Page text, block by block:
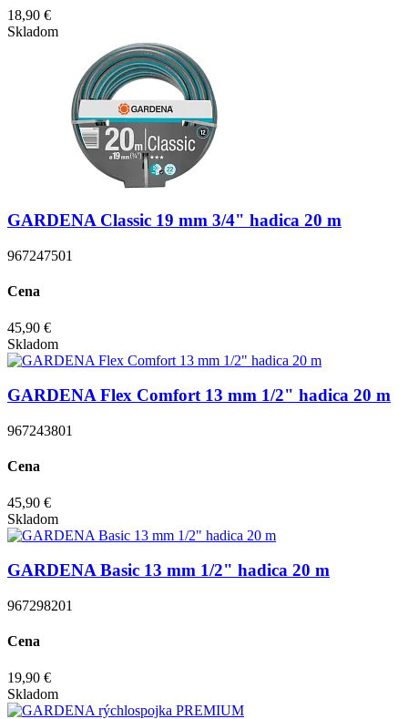
18,90 €
Skladom
GARDENA Classic 19 mm 3/4" hadica 20 m
967247501
Cena
45,90 €
Skladom
GARDENA Flex Comfort 13 mm 1/2" hadica 20 m
967243801
Cena
45,90 €
Skladom
GARDENA Basic 13 mm 1/2" hadica 20 m
967298201
Cena
19,90 €
Skladom